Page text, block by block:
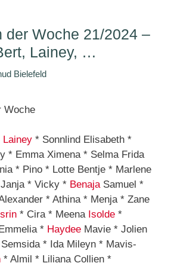
der Woche 21/2024 –
Lainey, …
Bielefeld
Lainey * Sonnlind Elisabeth *
* Emma Ximena * Selma Frida
* Pino * Lotte Bentje * Marlene
* Vicky * BenajaSamuel *
* Athina * Menja * Zane
* Cira * Meena Isolde *
* Haydee Mavie * Jolien
* Ida Mileyn * Mavis-
* Almil * Liliana Collien *